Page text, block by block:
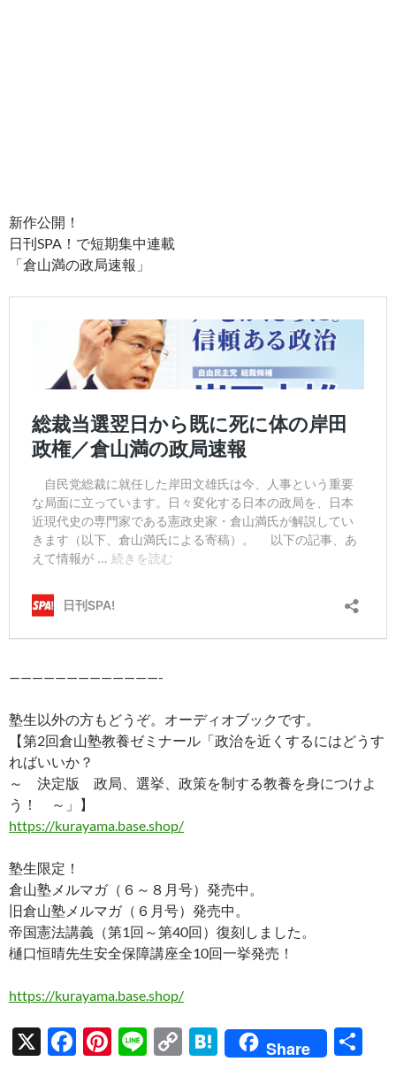
新作公開！
日刊SPA！で短期集中連載
「倉山満の政局速報」
—————————————-
塾生以外の方もどうぞ。オーディオブックです。
【第2回倉山塾教養ゼミナール「政治を近くするにはどうす
ればいいか？
～ 決定版 政局、選挙、政策を制する教養を身につけよ
う！ ～」】
https://kurayama.base.shop/
塾生限定！
倉山塾メルマガ（６～８月号）発売中。
旧倉山塾メルマガ（６月号）発売中。
帝国憲法講義（第1回～第40回）復刻しました。
樋口恒晴先生安全保障講座全10回一挙発売！
https://kurayama.base.shop/
X
F
Pi Li
C
H
Share